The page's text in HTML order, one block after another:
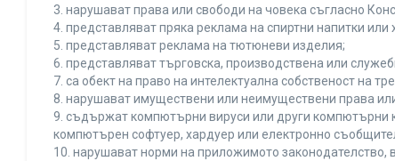
3. нарушават права или свободи на човека съгласно
4. представляват пряка реклама на спиртни напитки или
5. представляват реклама на тютюневи изделия;
6. представляват търговска, производствена или
7. са обект на право на интелектуална собственост на
8. нарушават имуществени или неимуществени права
9. съдържат компютърни вируси или други компютърни
компютърен софтуер, хардуер или електронно
10. нарушават норми на приложимото законодателство,